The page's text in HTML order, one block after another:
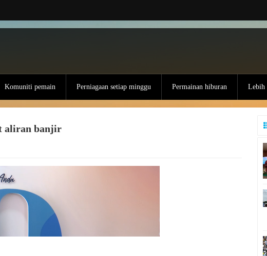
Komuniti pemain Perniagaan setiap minggu Permainan hiburan Lebih
aliran banjir